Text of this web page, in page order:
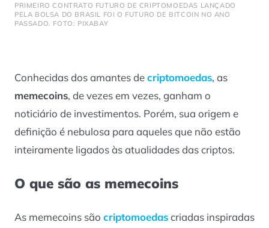
PRIMEIRO CONTRATO FUTURO DE CRIPTOMOEDAS LANÇADO
PELA BOLSA DO BRASIL FOI O FUTURO DE BITCOIN NO ANO
PASSADO. FOTO: PIXABAY
Conhecidas dos amantes decriptomoedas, as
memecoins, de vezes em vezes, ganham o
noticiário de investimentos. Porém, sua origem e
definição é nebulosa para aqueles que não estão
inteiramente ligados às atualidades das criptos.
O que são as memecoins
As memecoins são criptomoedascriadas inspiradas